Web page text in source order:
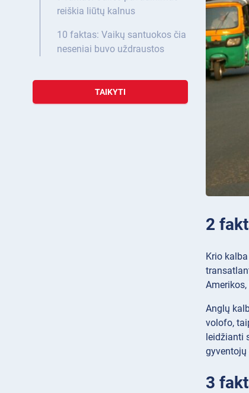
reiškia liūtų kalnus
10 faktas: Vaikų santuokos čia
neseniai buvo uždraustos
TAIKYTI
2
Krio
Anglų
volofo,
leidžianti
gyventojų
3